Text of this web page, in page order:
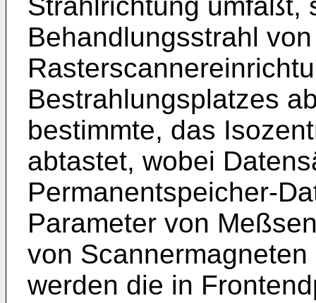
Behandlungsstrahl
Bestrahlungsplatzes
bestimmte, das
abtastet, wobei
Permanentspeicher-
Parameter von
von
werden die in